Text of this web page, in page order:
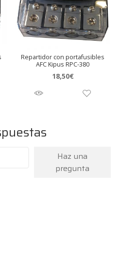
Repartidor con portafusibles
AFC Kipus RPC-380
18,50€
Haz una
pregunta